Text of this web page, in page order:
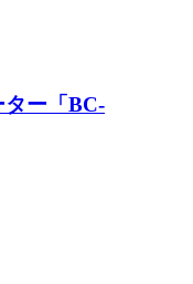
ー「BC-